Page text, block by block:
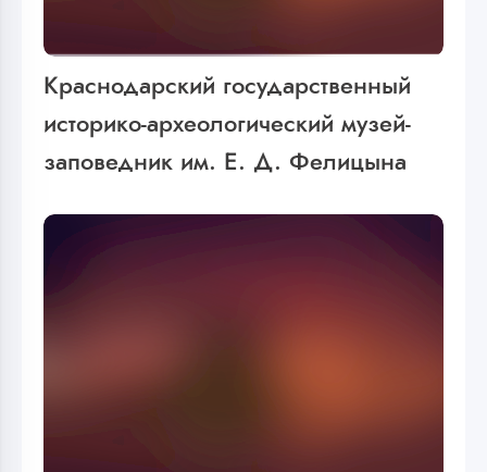
Краснодарский государственный
историко-археологический музей-
заповедник им. Е. Д. Фелицына